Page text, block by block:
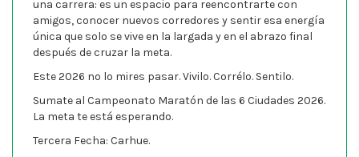
una carrera: es un espacio para reencontrarte con
amigos, conocer nuevos corredores y sentir esa energía
única que solo se vive en la largada y en el abrazo final
después de cruzar la meta.
Este 2026 no lo mires pasar. Vivilo. Corrélo. Sentilo.
Sumate al Campeonato Maratón de las 6 Ciudades 2026.
La meta te está esperando.
Tercera Fecha: Carhue.